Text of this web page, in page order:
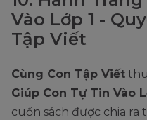
Vào Lớp 1 -
Tập Viết
Cùng Con Tập Viết
Giúp Con Tự Tin Vào
cuốn sách được chia ra